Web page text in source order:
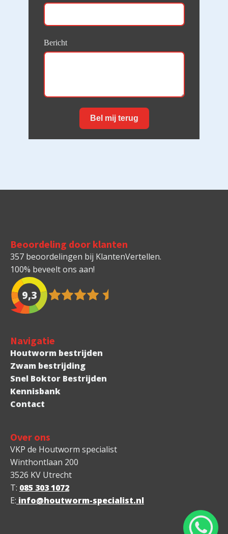
Bericht
Bel mij terug
Beoordeling door klanten
357 beoordelingen bij KlantenVertellen.
100% beveelt ons aan!
9,3
Navigatie
Houtworm bestrijden
Zwam bestrijding
Snel Boktor Bestrijden
Kennisbank
Contact
Over ons
VKP de Houtworm specialist
Winthontlaan 200
3526 KV Utrecht
T: 085 303 1072
E: info@houtworm-specialist.nl